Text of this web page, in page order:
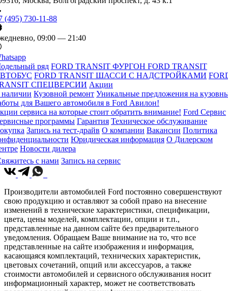
(495) 730-11-88
09:00 — 21:40
ряд FORD TRANSIT ФУРГОН FORD TRANSIT
FORD TRANSIT ШАССИ С НАДСТРОЙКАМИ
СПЕЦВЕРСИИ Акции
Кузовной ремонт Уникальные предложения на
для Вашего автомобиля в Ford Авилон!
сервиса на которые стоит обратить внимание! Ford Сервис
программы Гарантия Техническое обслуживание
Запись на тест-драйв О компании Вакансии Политика
Юридическая информация О Дилерском
Новости дилера
с нами Запись на сервис
Производители автомобилей Ford постоянно совершенствуют
свою продукцию и оставляют за собой право на внесение
изменений в технические характеристики, спецификации,
цвета, цены моделей, комплектации, опции и т.п.,
представленные на данном сайте без предварительного
уведомления. Обращаем Ваше внимание на то, что все
представленные на сайте изображения и информация,
касающаяся комплектаций, технических характеристик,
цветовых сочетаний, опций или аксессуаров, а также
стоимости автомобилей и сервисного обслуживания носит
информационный характер, может не соответствовать